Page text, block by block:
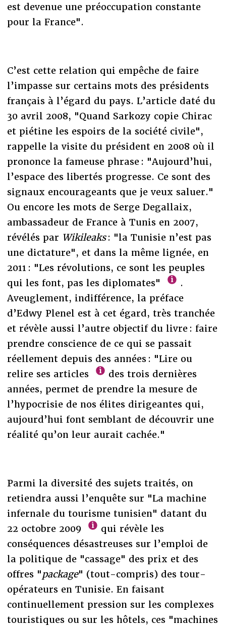
est devenue une préoccupation constante
pour la France".
C’est cette relation qui empêche de faire
l’impasse sur certains mots des présidents
français à l’égard du pays. L’article daté du
30 avril 2008, "Quand Sarkozy copie Chirac
et piétine les espoirs de la société civile",
rappelle la visite du président en 2008 où il
prononce la fameuse phrase : "Aujourd’hui,
l’espace des libertés progresse. Ce sont des
signaux encourageants que je veux saluer."
Ou encore les mots de Serge Degallaix,
ambassadeur de France à Tunis en 2007,
révélés par Wikileaks: "la Tunisie n’est pas
une dictature", et dans la même lignée, en
2011 : "Les révolutions, ce sont les peuples
qui les font, pas les diplomates"
.
Aveuglement, indifférence, la préface
d’Edwy Plenel est à cet égard, très tranchée
et révèle aussi l’autre objectif du livre : faire
prendre conscience de ce qui se passait
réellement depuis des années : "Lire ou
relire ses articles
des trois dernières
années, permet de prendre la mesure de
l’hypocrisie de nos élites dirigeantes qui,
aujourd’hui font semblant de découvrir une
réalité qu’on leur aurait cachée."
Parmi la diversité des sujets traités, on
retiendra aussi l’enquête sur "La machine
infernale du tourisme tunisien" datant du
22 octobre 2009
qui révèle les
conséquences désastreuses sur l’emploi de
la politique de "cassage" des prix et des
offres "package" (tout-compris) des tour-
opérateurs en Tunisie. En faisant
continuellement pression sur les complexes
touristiques ou sur les hôtels, ces "machines